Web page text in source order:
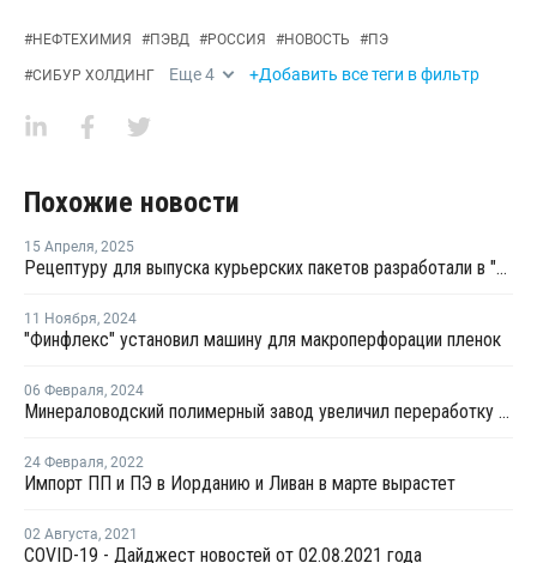
#НЕФТЕХИМИЯ #ПЭВД #РОССИЯ #НОВОСТЬ #ПЭ
#СИБУР ХОЛДИНГ Еще4 +Добавить все теги в фильтр
Похожие новости
15 Апреля, 2025
Рецептуру для выпуска курьерских пакетов разработали в "СИБУР ПолиЛабе"
11 Ноября, 2024
"Финфлекс" установил машину для макроперфорации пленок
06 Февраля, 2024
Минераловодский полимерный завод увеличил переработку вторичного полиэтилена в два раза
24 Февраля, 2022
Импорт ПП и ПЭ в Иорданию и Ливан в марте вырастет
02 Августа, 2021
COVID-19 - Дайджест новостей от 02.08.2021 года